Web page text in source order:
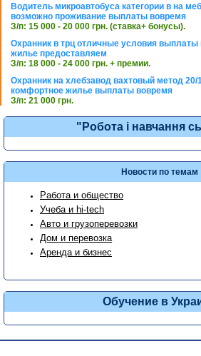
Водитель микроавтобуса категории в на
возможно проживание выплаты вовремя
З/п: 15 000 - 20 000 грн. (ставка+ бонусы).
Охранник в трц отличные условия
жилье предоставляем
З/п: 18 000 - 24 000 грн. + премии.
Охранник на хлебзавод вахтовый метод 20/
комфортное жилье выплаты вовремя
З/п: 21 000 грн.
"Робота і навчання
Новости по темам
Работа и общество
Учеба и hi-tech
Авто и грузоперевозки
Дом и перевозка
Аренда и бизнес
Обучение в